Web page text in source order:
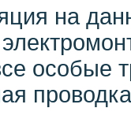
на
особые